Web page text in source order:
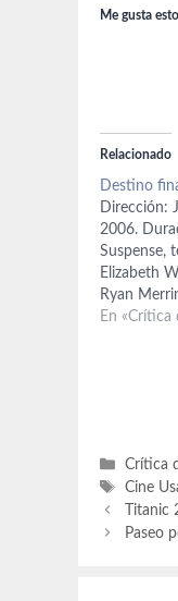
Me gusta
Relacionado
Destino
Dirección:
2006.
Suspense,
Elizabeth
Ryan
Lemche
En «Crítica
Crítica
Cine
Titanic
Paseo